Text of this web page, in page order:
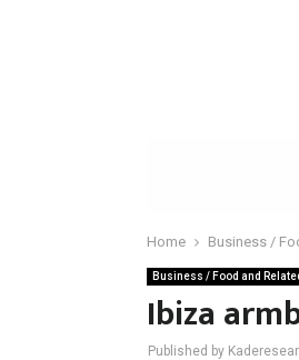
Home Business /
Business / Food and
Ibiza
Published by